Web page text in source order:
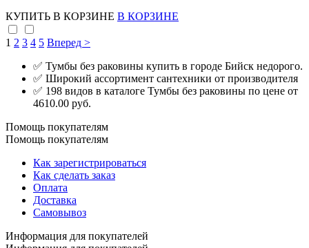
КУПИТЬ В КОРЗИНЕ В КОРЗИНЕ
1 2 3 4 5 Вперед >
✅ Тумбы без раковины купить в городе Бийск недорого.
✅ Широкий ассортимент сантехники от производителя
✅ 198 видов в каталоге Тумбы без раковины по цене от
4610.00 руб.
Помощь покупателям
Помощь покупателям
Как зарегистрироваться
Как сделать заказ
Оплата
Доставка
Самовывоз
Информация для покупателей